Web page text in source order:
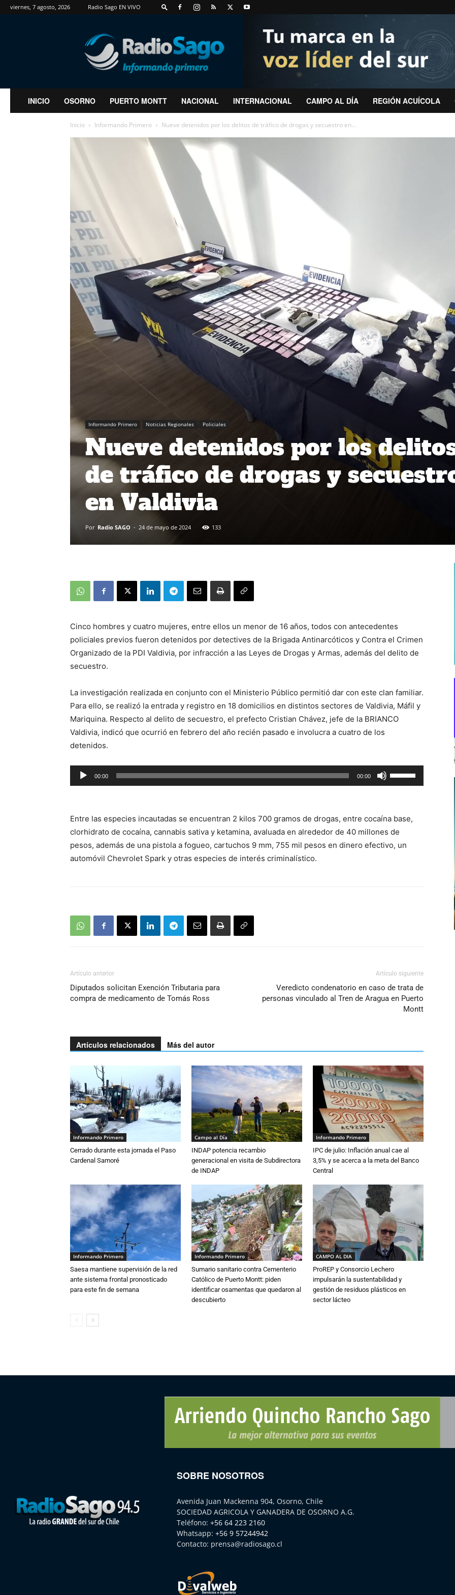
viernes, 7 agosto, 2026 Radio Sago EN VIVO
RadioSago
INICIO OSORNO PUERTO MONTT NACIONAL INTERNACIONAL CAMPO AL DÍA REGIÓN ACUÍCOLA
Inicio Informando Primero Nueve detenidos por los delitos de tráfico de drogas y secuestro en...
Informando Primero Noticias Regionales Policiales
Nueve detenidos por los
de tráfico de drogas y
en Valdivia
Por Radio SAGO - 24 de mayo de 2024 133
Cinco hombres y cuatro mujeres, entre ellos un menor de 16 años, todos con antecedentes
policiales previos fueron detenidos por detectives de la Brigada Antinarcóticos y Contra el Crimen
Organizado de la PDI Valdivia, por infracción a las Leyes de Drogas y Armas, además del delito de
secuestro.
La investigación realizada en conjunto con el Ministerio Público permitió dar con este clan familiar.
Para ello, se realizó la entrada y registro en 18 domicilios en distintos sectores de Valdivia, Máfil y
Mariquina. Respecto al delito de secuestro, el prefecto Cristian Chávez, jefe de la BRIANCO
Valdivia, indicó que ocurrió en febrero del año recién pasado e involucra a cuatro de los
detenidos.
Reproductor
de
00:00 00:00
las
flecha
arriba/abajo
para
Entre las especies incautadas se encuentran 2 kilos 700 gramos de drogas, entre cocaína base,
clorhidrato de cocaína, cannabis sativa y ketamina, avaluada en alrededor de 40 millones de
pesos, además de una pistola a fogueo, cartuchos 9 mm, 755 mil pesos en dinero efectivo, un
automóvil Chevrolet Spark y otras especies de interés criminalístico.
Artículo anterior
Diputados solicitan Exención Tributaria para
compra de medicamento de Tomás Ross
Artículo siguiente
Veredicto condenatorio en caso de trata de
personas vinculado al Tren de Aragua en Puerto
Montt
Artículos relacionados Más del autor
Informando Primero
Cerrado durante esta jornada el Paso
Cardenal Samoré
Campo al Día
INDAP potencia recambio
generacional en visita de Subdirectora
de INDAP
Informando Primero
IPC de julio: Inflación anual cae al
3,5% y se acerca a la meta del Banco
Central
Informando Primero
Saesa mantiene supervisión de la red
ante sistema frontal pronosticado
para este fin de semana
Informando Primero
Sumario sanitario contra Cementerio
Católico de Puerto Montt: piden
identificar osamentas que quedaron al
descubierto
CAMPO AL DIA
ProREP y Consorcio Lechero
impulsarán la sustentabilidad y
gestión de residuos plásticos en
sector lácteo
SOBRE NOSOTROS
Avenida Juan Mackenna 904, Osorno, Chile
SOCIEDAD AGRICOLA Y GANADERA DE OSORNO A.G.
Teléfono: +56 64 223 2160
Whatsapp: +56 9 57244942
Contacto: prensa@radiosago.cl